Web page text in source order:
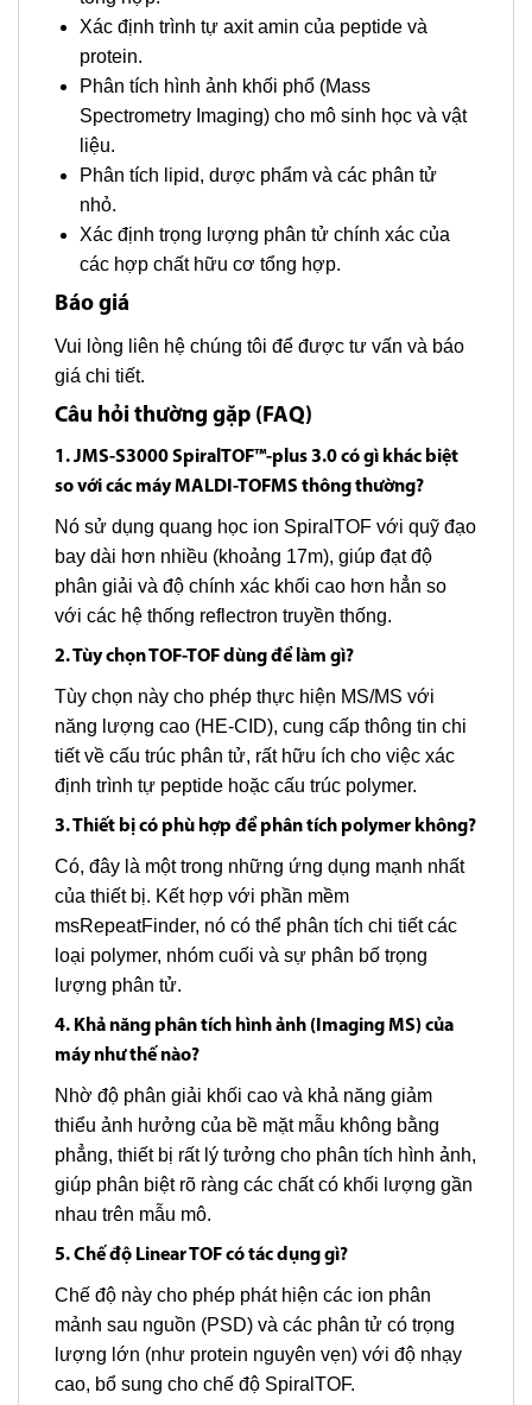
Xác định trình tự axit amin của peptide và
protein.
Phân tích hình ảnh khối phổ (Mass
Spectrometry Imaging) cho mô sinh học và vật
liệu.
Phân tích lipid, dược phẩm và các phân tử
nhỏ.
Xác định trọng lượng phân tử chính xác của
các hợp chất hữu cơ tổng hợp.
Báo giá
Vui lòng liên hệ chúng tôi để được tư vấn và báo
giá chi tiết.
Câu hỏi thường gặp (FAQ)
1. JMS-S3000 SpiralTOF™-plus 3.0 có gì khác biệt
so với các máy MALDI-TOFMS thông thường?
Nó sử dụng quang học ion SpiralTOF với quỹ đạo
bay dài hơn nhiều (khoảng 17m), giúp đạt độ
phân giải và độ chính xác khối cao hơn hẳn so
với các hệ thống reflectron truyền thống.
2. Tùy chọn TOF-TOF dùng để làm gì?
Tùy chọn này cho phép thực hiện MS/MS với
năng lượng cao (HE-CID), cung cấp thông tin chi
tiết về cấu trúc phân tử, rất hữu ích cho việc xác
định trình tự peptide hoặc cấu trúc polymer.
3. Thiết bị có phù hợp để phân tích polymer không?
Có, đây là một trong những ứng dụng mạnh nhất
của thiết bị. Kết hợp với phần mềm
msRepeatFinder, nó có thể phân tích chi tiết các
loại polymer, nhóm cuối và sự phân bố trọng
lượng phân tử.
4. Khả năng phân tích hình ảnh (Imaging MS) của
máy như thế nào?
Nhờ độ phân giải khối cao và khả năng giảm
thiểu ảnh hưởng của bề mặt mẫu không bằng
phẳng, thiết bị rất lý tưởng cho phân tích hình ảnh,
giúp phân biệt rõ ràng các chất có khối lượng gần
nhau trên mẫu mô.
5. Chế độ Linear TOF có tác dụng gì?
Chế độ này cho phép phát hiện các ion phân
mảnh sau nguồn (PSD) và các phân tử có trọng
lượng lớn (như protein nguyên vẹn) với độ nhạy
cao, bổ sung cho chế độ SpiralTOF.